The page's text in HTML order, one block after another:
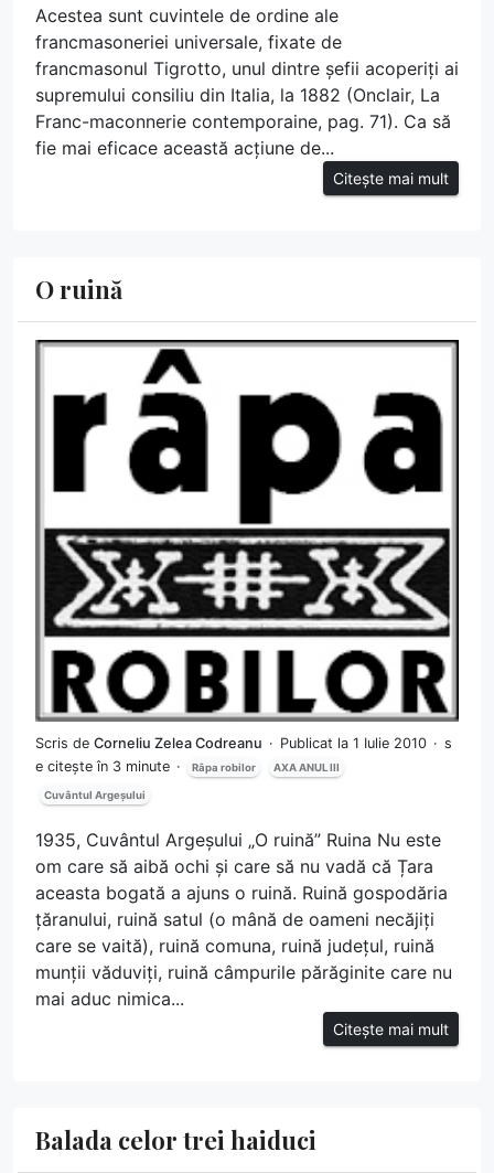
Acestea sunt cuvintele de ordine ale
francmasoneriei universale, fixate de
francmasonul Tigrotto, unul dintre șefii acoperiți ai
supremului consiliu din Italia, la 1882 (Onclair, La
Franc-maconnerie contemporaine, pag. 71). Ca să
fie mai eficace această acțiune de...
Citește mai mult
O ruină
Scris de Corneliu Zelea Codreanu Publicat la 1 Iulie 2010
s
e citește în 3 minute
Râpa robilor AXA ANUL III
Cuvântul Argeșului
1935, Cuvântul Argeșului „O ruină” Ruina Nu este
om care să aibă ochi și care să nu vadă că Țara
aceasta bogată a ajuns o ruină. Ruină gospodăria
țăranului, ruină satul (o mână de oameni necăjiți
care se vaită), ruină comuna, ruină județul, ruină
munții văduviți, ruină câmpurile părăginite care nu
mai aduc nimica...
Citește mai mult
Balada celor trei haiduci